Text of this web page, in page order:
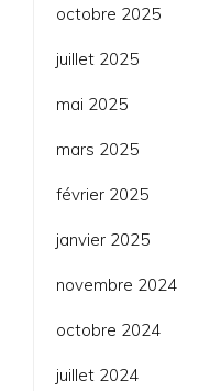
octobre 2025
juillet 2025
mai 2025
mars 2025
février 2025
janvier 2025
novembre 2024
octobre 2024
juillet 2024